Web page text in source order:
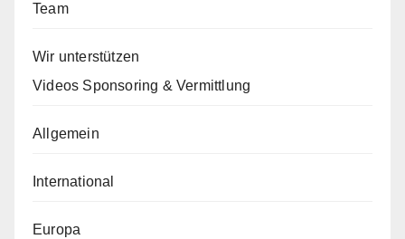
Team
Wir unterstützen
Videos Sponsoring & Vermittlung
Allgemein
International
Europa